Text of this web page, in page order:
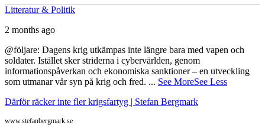
Litteratur & Politik
2 months ago
@följare: Dagens krig utkämpas inte längre bara med vapen och
soldater. Istället sker striderna i cybervärlden, genom
informationspåverkan och ekonomiska sanktioner – en utveckling
som utmanar vår syn på krig och fred. ... See MoreSee Less
Därför räcker inte fler krigsfartyg | Stefan Bergmark
www.stefanbergmark.se